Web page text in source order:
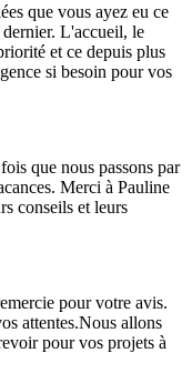
que vous ayez eu ce
dernier. L'accueil, le
et ce depuis plus
si besoin pour vos
que nous passons par
Merci à Pauline
conseils et leurs
pour votre avis.
attentes.Nous allons
pour vos projets à